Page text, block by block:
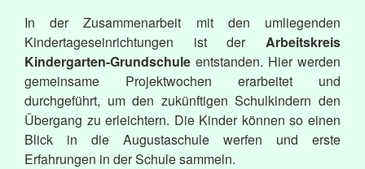
In der Zusammenarbeit mit den umliegenden
Kindertageseinrichtungen ist der Arbeitskreis
Kindergarten-Grundschule entstanden. Hier werden
gemeinsame Projektwochen erarbeitet und
durchgeführt, um den zukünftigen Schulkindern den
Übergang zu erleichtern. Die Kinder können so einen
Blick in die Augustaschule werfen und erste
Erfahrungen in der Schule sammeln.